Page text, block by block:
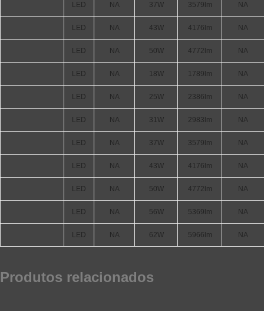
LED NA 37W 3579lm NA
LED NA 43W 4176lm NA
LED NA 50W 4772lm NA
LED NA 18W 1789lm NA
LED NA 25W 2386lm NA
LED NA 31W 2983lm NA
LED NA 37W 3579lm NA
LED NA 43W 4176lm NA
LED NA 50W 4772lm NA
LED NA 56W 5369lm NA
LED NA 62W 5966lm NA
Produtos relacionados